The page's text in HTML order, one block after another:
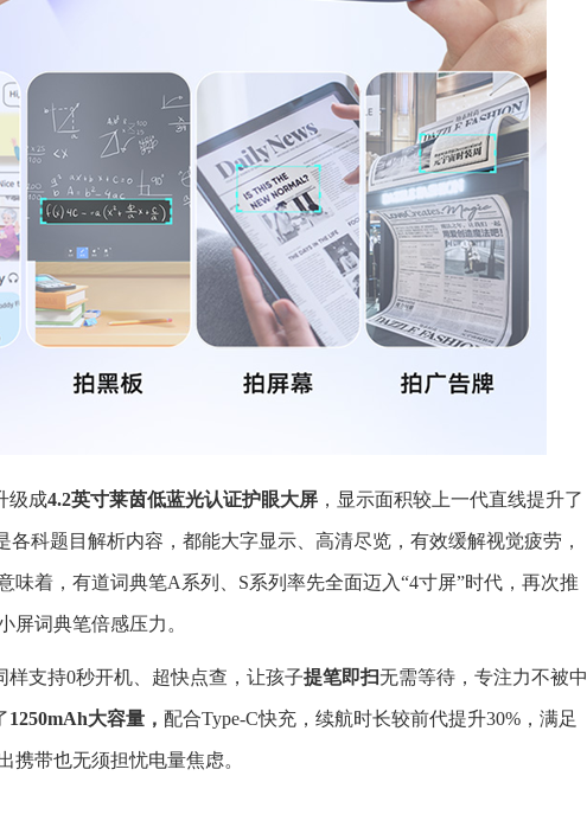
级成4.2英寸莱茵低蓝光认证护眼大屏 ，显示面积较上一代直线提升了
各科题目解析内容，都能大字显示、高清尽览，有效缓解视觉疲劳，
味着，有道词典笔A系列、S系列率先全面迈入“4寸屏”时代，再次推
屏词典笔倍感压力。
样支持0秒开机、超快点查，让孩子提笔即扫无需等待，专注力不被中
1250mAh大容量， 配合Type-C快充，续航时长较前代提升30%，满足
携带也无须担忧电量焦虑。